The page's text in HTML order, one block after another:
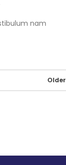
nam
Older